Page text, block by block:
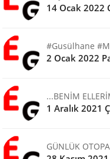
14 Ocak 2022
#Gusülhane
2 Ocak 2022
...BENİM
1 Aralık 2021
GÜNLÜK